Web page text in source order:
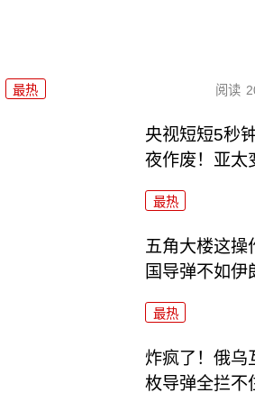
最热 阅读
央视短短5秒
夜作废！亚太
最热
五角大楼这操
国导弹不如伊
最热
炸疯了！俄乌
枚导弹全拦不